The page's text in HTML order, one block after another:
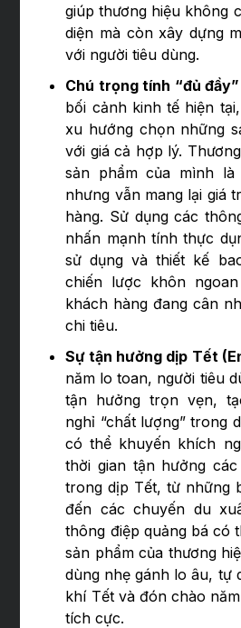
giúp thương hiệu không
diện mà còn xây dựng
với người tiêu dùng.
Chú trọng tính “đủ
bối cảnh kinh tế hiện
xu hướng chọn những
với giá cả hợp lý.
sản phẩm của mình
nhưng vẫn mang lại giá
hàng. Sử dụng các
nhấn mạnh tính thực
sử dụng và thiết kế
chiến lược khôn
khách hàng đang cân
chi tiêu.
Sự tận hưởng dịp Tết
năm lo toan, người tiêu
tận hưởng trọn vẹn,
nghỉ “chất lượng” trong
có thể khuyến khích
thời gian tận hưởng
trong dịp Tết, từ những
đến các chuyến du
thông điệp quảng bá có
sản phẩm của thương
dùng nhẹ gánh lo âu, tự
khí Tết và đón chào
tích cực.